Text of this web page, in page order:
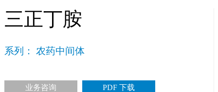
三正丁胺
系列： 农药中间体
业务咨询 PDF 下载